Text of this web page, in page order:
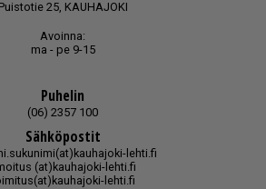
Puistotie 25, KAUHAJOKI
Avoinna:
ma - pe 9-15
Puhelin
(06) 2357 100
Sähköpostit
lehti.fi
(at)kauhajoki-lehti.fi
lehti.fi